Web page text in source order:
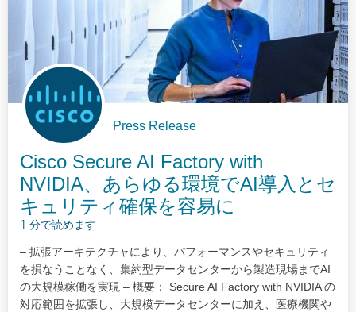
Press Release
Cisco Secure AI Factory with
NVIDIA、あらゆる環境でAI導入とセ
キュリティ確保を容易に
1 分で読めます
– 拡張アーキテクチャにより、パフォーマンスやセキュリティ
を損なうことなく、集約型データセンターから製造現場までAI
の大規模稼働を実現 – 概要： Secure AI Factory with NVIDIA の
対応範囲を拡張し、大規模データセンターに加え、医療機関や